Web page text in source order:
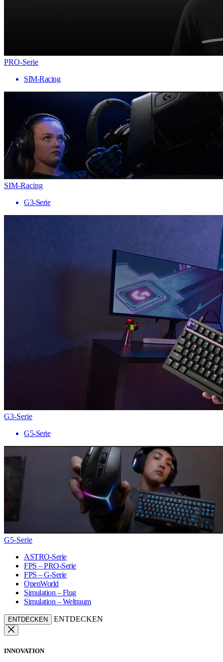
PRO-Serie
SIM-Racing
SIM-Racing
G3-Serie
G3-Serie
G5-Serie
G5-Serie
ASTRO-Serie
FPS – PRO-Serie
FPS – G-Serie
OpenWorld
Simulation – Flug
Simulation – Weltraum
ENTDECKEN ENTDECKEN
INNOVATION